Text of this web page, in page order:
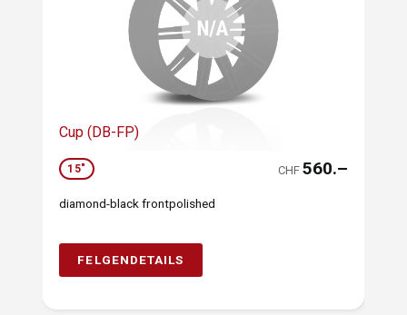
Cup (DB-FP)
15" CHF 560.–
diamond-black frontpolished
FELGENDETAILS